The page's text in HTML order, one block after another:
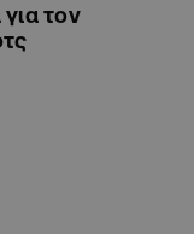
τον